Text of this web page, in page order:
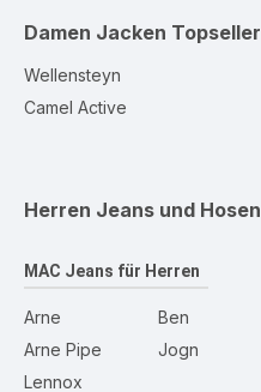
Damen Jacken Topseller
Wellensteyn
Camel Active
Herren Jeans und Hosen
MAC Jeans für Herren
Arne
Arne Pipe
Lennox
Ben
Jogn